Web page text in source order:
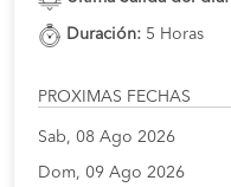
Duración: 5 Horas
PROXIMAS FECHAS
Sab, 08 Ago 2026
Dom, 09 Ago 2026